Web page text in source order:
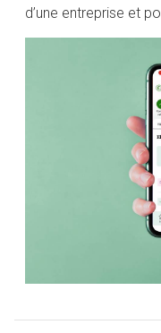
d’une entreprise et